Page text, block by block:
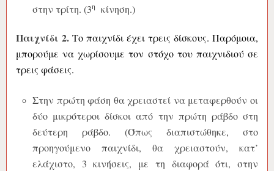
στην τρίτη. (3η κίνηση.)
Παιχνίδι 2. Το παιχνίδι έχει τρεις δίσκους. Παρόμοια,
μπορούμε να χωρίσουμε τον στόχο του παιχνιδιού σε
τρεις φάσεις.
Στην πρώτη φάση θα χρειαστεί να μεταφερθούν οι
δύο μικρότεροι δίσκοι από την πρώτη ράβδο στη
δεύτερη ράβδο. (Όπως διαπιστώθηκε, στο
προηγούμενο παιχνίδι, θα χρειαστούν, κατ’
ελάχιστο, 3 κινήσεις, με τη διαφορά ότι, στην